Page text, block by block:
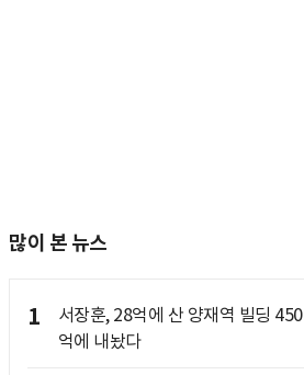
많이 본 뉴스
1
서장훈, 28억에 산 양재역 빌딩 450
억에 내놨다